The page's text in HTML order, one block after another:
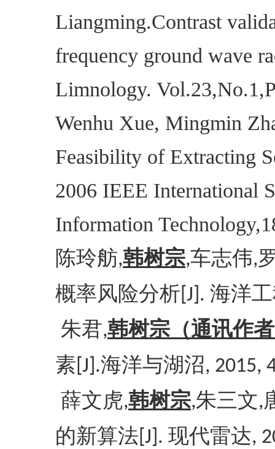
Liangming.Contrast
frequency ground wave
Limnology.
Wenhu Xue, Mingmin
Feasibility of Extracting
2006 IEEE International
Information
陈玲舫,韩树宗,车志伟,
概率风险分析 [J]. 海洋
朱君,韩树宗（通讯作
素 [J].海洋与湖沼, 2015,
薛文虎,韩树宗,朱三文,
的新算法 [J]. 现代雷达,